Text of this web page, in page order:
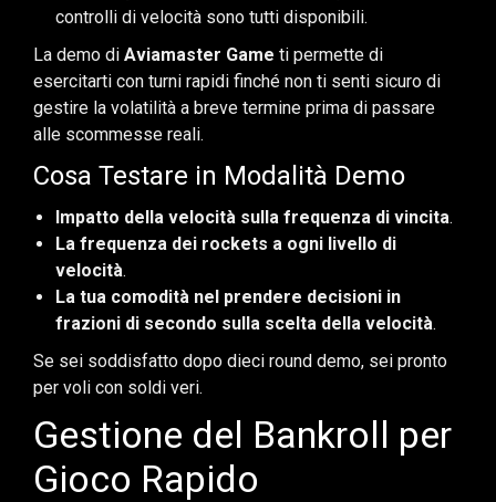
controlli di velocità sono tutti disponibili.
La demo di Aviamaster Game ti permette di
esercitarti con turni rapidi finché non ti senti sicuro di
gestire la volatilità a breve termine prima di passare
alle scommesse reali.
Cosa Testare in Modalità Demo
Impatto della velocità sulla frequenza di vincita.
La frequenza dei rockets a ogni livello di
velocità.
La tua comodità nel prendere decisioni in
frazioni di secondo sulla scelta della velocità.
Se sei soddisfatto dopo dieci round demo, sei pronto
per voli con soldi veri.
Gestione del Bankroll per
Gioco Rapido